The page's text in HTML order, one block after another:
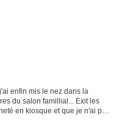
enfin mis le nez dans la
du salon famillial... Exit les
en kiosque et que je n'ai pas